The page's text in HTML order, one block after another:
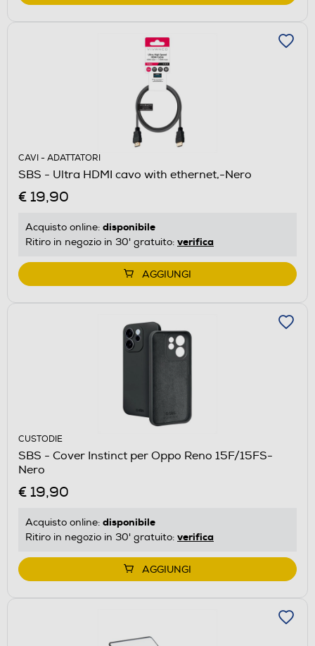
CAVI - ADATTATORI
SBS - Ultra HDMI cavo with ethernet,-Nero
€ 19,90
Acquisto online: disponibile
Ritiro in negozio in 30' gratuito: verifica
AGGIUNGI
CUSTODIE
SBS - Cover Instinct per Oppo Reno 15F/15FS-
Nero
€ 19,90
Acquisto online: disponibile
Ritiro in negozio in 30' gratuito: verifica
AGGIUNGI